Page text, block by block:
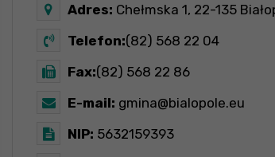
Adres: Chełmska 1, 22-135
Telefon:(82) 568 22 04
Fax:(82) 568 22 86
E-mail: gmina@bialopole.eu
NIP: 5632159393